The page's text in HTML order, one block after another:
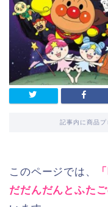
記事内に商品
このページでは、
だだんだんとふた